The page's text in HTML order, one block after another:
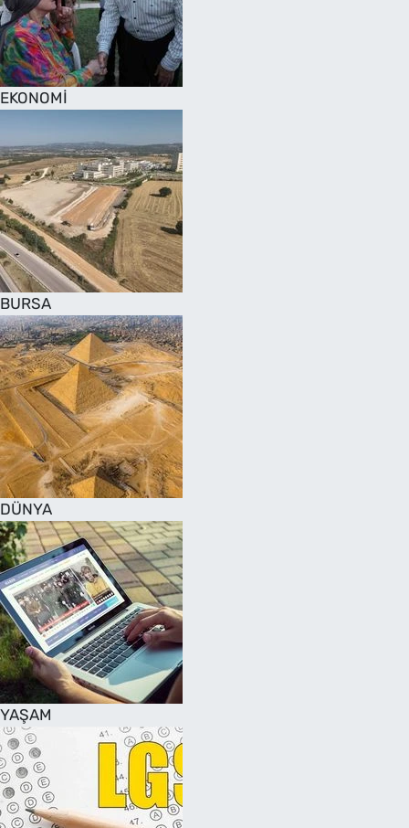
EKONOMİ
BURSA
DÜNYA
YAŞAM
SAĞLIK
TV REHBERİ